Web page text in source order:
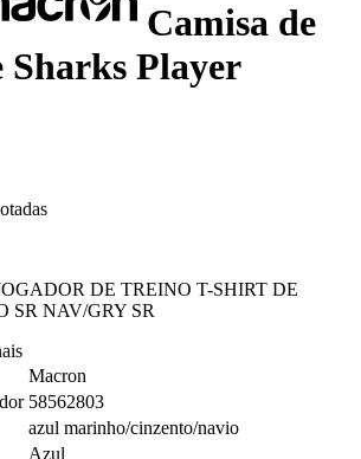
Camisa de
Sharks Player
DE TREINO T-SHIRT DE
SR NAV/GRY SR
Macron
58562803
azul marinho/cinzento/navio
Azul